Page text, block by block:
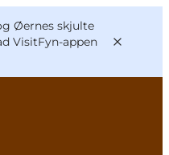
Øernes skjulte
VisitFyn-appen